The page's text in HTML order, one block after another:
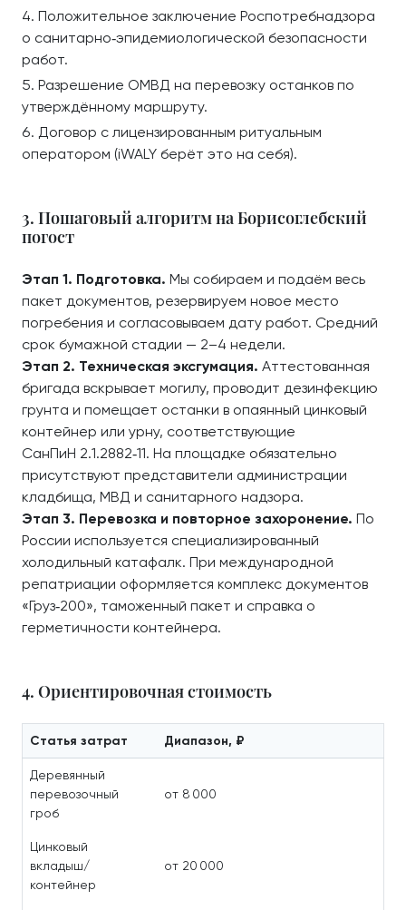
Положительное заключение Роспотребнадзора
о санитарно‑эпидемиологической безопасности
работ.
Разрешение ОМВД на перевозку останков по
утверждённому маршруту.
Договор с лицензированным ритуальным
оператором (iWALY берёт это на себя).
3. Пошаговый алгоритм на Борисоглебский
погост
Этап 1. Подготовка. Мы собираем и подаём весь
пакет документов, резервируем новое место
погребения и согласовываем дату работ. Средний
срок бумажной стадии — 2–4 недели.
Этап 2. Техническая эксгумация. Аттестованная
бригада вскрывает могилу, проводит дезинфекцию
грунта и помещает останки в опаянный цинковый
контейнер или урну, соответствующие
СанПиН 2.1.2882‑11. На площадке обязательно
присутствуют представители администрации
кладбища, МВД и санитарного надзора.
Этап 3. Перевозка и повторное захоронение. По
России используется специализированный
холодильный катафалк. При международной
репатриации оформляется комплекс документов
«Груз‑200», таможенный пакет и справка о
герметичности контейнера.
4. Ориентировочная стоимость
Статья затрат Диапазон, ₽
Деревянный
перевозочный
гроб
от 8 000
Цинковый
вкладыш/
контейнер
от 20 000